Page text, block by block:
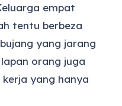
empat
tentu berbeza
yang jarang
orang juga
yang hanya